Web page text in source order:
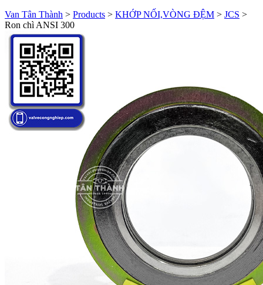
Van Tân Thành > Products > KHỚP NỐI,VÒNG ĐỆM > JCS >
Ron chì ANSI 300